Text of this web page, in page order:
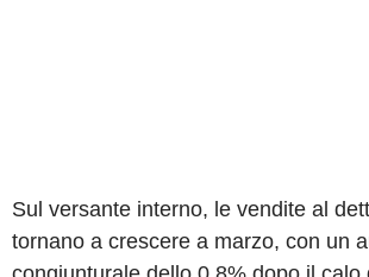
Sul versante interno, le vendite al
tornano a crescere a marzo, con un